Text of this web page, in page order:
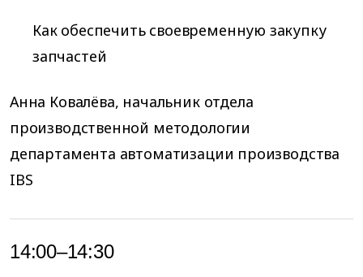
Как обеспечить своевременную закупку
запчастей
Анна Ковалёва, начальник отдела
производственной методологии
департамента автоматизации производства
IBS
14:00–14:30